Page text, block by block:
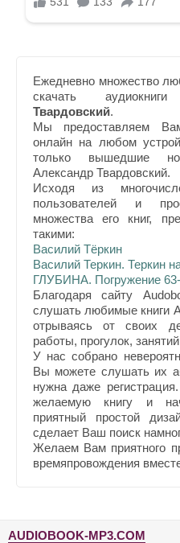
Ежедневно множество
скачать
Твардовский.
Мы предоставляем
онлайн на любом
только вышедшие
Александр Твардовский.
Исходя из
пользователей и
множества его книг,
такими:
Василий Тёркин
Василий Теркин. Теркин
ГЛУБИНА. Погружение
Благодаря сайту
слушать любимые книги
отрываясь от своих
работы, прогулок,
У нас собрано
Вы можете слушать их
нужна даже
желаемую книгу и
приятный простой
сделает Ваш поиск
Желаем Вам приятного
времяпровождения
AUDIOBOOK-MP3.COM